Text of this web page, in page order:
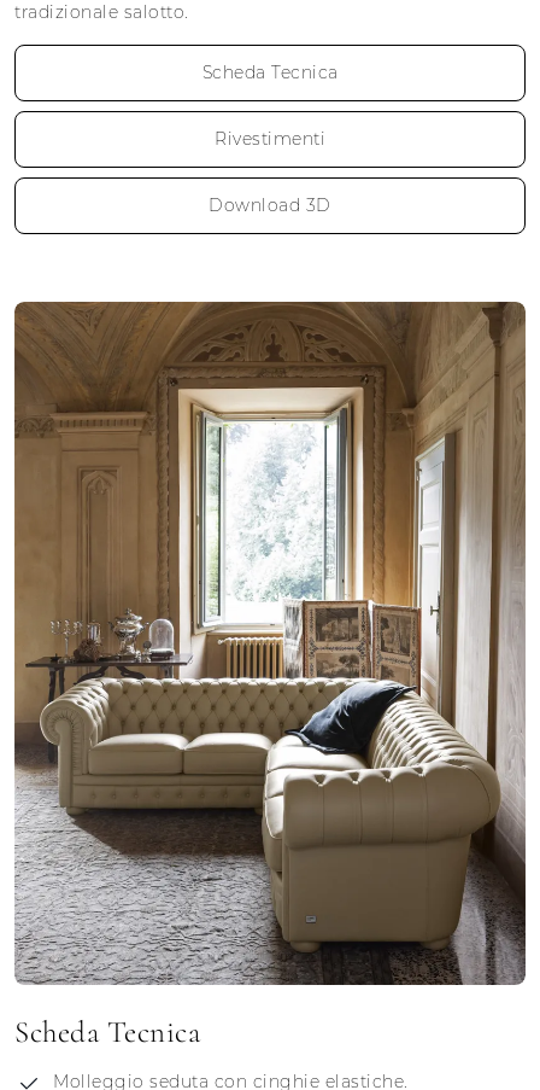
tradizionale salotto.
Scheda Tecnica
Rivestimenti
Download 3D
Scheda Tecnica
Molleggio seduta con cinghie elastiche.